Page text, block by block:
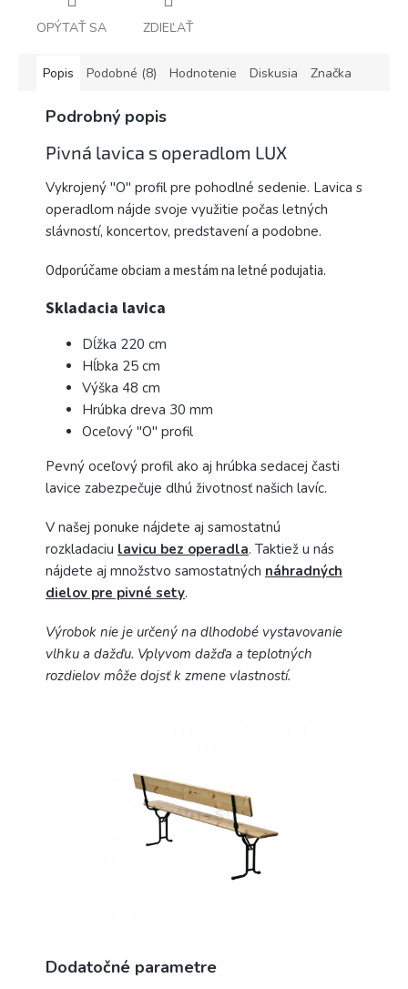
OPÝTAŤ SA ZDIEĽAŤ
Popis Podobné (8) Hodnotenie Diskusia Značka
Podrobný popis
Pivná lavica s operadlom LUX
Vykrojený "O" profil pre pohodlné sedenie. Lavica s
operadlom nájde svoje využitie počas letných
slávností, koncertov, predstavení a podobne.
Odporúčame obciam a mestám na letné podujatia.
Skladacia lavica
Dĺžka 220 cm
Hĺbka 25 cm
Výška 48 cm
Hrúbka dreva 30 mm
Oceľový "O" profil
Pevný oceľový profil ako aj hrúbka sedacej časti
lavice zabezpečuje dlhú životnosť našich lavíc.
V našej ponuke nájdete aj samostatnú
rozkladaciu lavicu bez operadla. Taktiež u nás
nájdete aj množstvo samostatných náhradných
dielov pre pivné sety.
Výrobok nie je určený na dlhodobé vystavovanie
vlhku a dažďu. Vplyvom dažďa a teplotných
rozdielov môže dojsť k zmene vlastností.
Dodatočné parametre